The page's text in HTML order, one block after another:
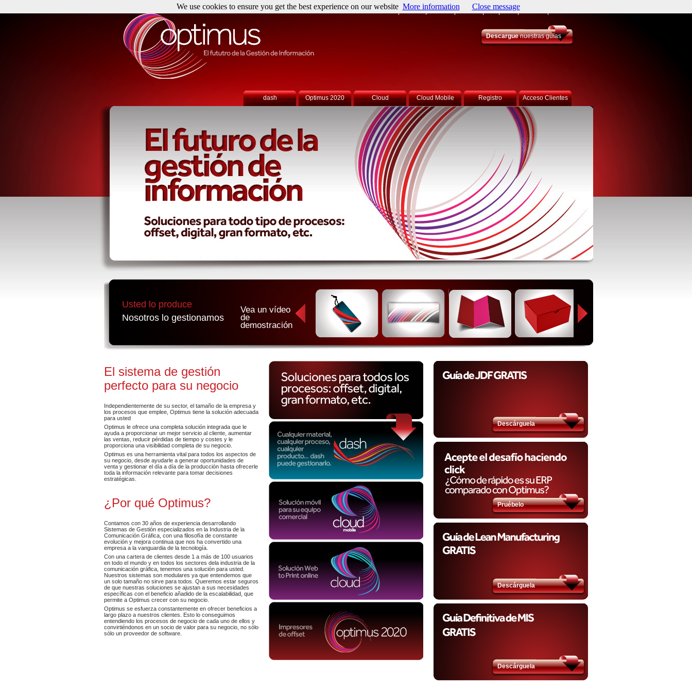
Lean
JDF
Partners
Noticias y Eventos
Sobre nosotros
Descarguenuestras guías
dash Optimus 2020 Cloud Cloud Mobile Registro Acceso Clientes
Usted lo produce
Nosotros lo gestionamos
Vea un vídeo
de
demostración
Descárguela​
Pruébelo​
Descárguela​
Descárguela​
El sistema de gestión
perfecto para su negocio
Independientemente de su sector, el tamaño de la empresa y
los procesos que emplee, Optimus tiene la solución adecuada
para usted
Optimus le ofrece una completa solución integrada que le
ayuda a proporcionar un mejor servicio al cliente, aumentar
las ventas, reducir pérdidas de tiempo y costes y le
proporciona una visibilidad completa de su negocio.
Optimus es una herramienta vital para todos los aspectos de
su negocio, desde ayudarle a generar oportunidades de
venta y gestionar el día a día de la producción hasta ofrecerle
toda la información relevante para tomar decisiones
estratégicas.
¿Por qué Optimus?
Contamos con 30 años de experiencia desarrollando
Sistemas de Gestión especializados en la Industria de la
Comunicación Gráfica, con una filosofía de constante
evolución y mejora continua que nos ha convertido una
empresa a la vanguardia de la tecnología.
Con una cartera de clientes desde 1 a más de 100 usuarios
en todo el mundo y en todos los sectores dela industria de la
comunicación gráfica, tenemos una solución para usted.
Nuestros sistemas son modulares ya que entendemos que
un solo tamaño no sirve para todos. Queremos estar seguros
de que nuestras soluciones se ajustan a sus necesidades
específicas con el beneficio añadido de la escalabilidad, que
permite a Optimus crecer con su negocio.
Optimus se esfuerza constantemente en ofrecer beneficios a
largo plazo a nuestros clientes. Esto lo conseguimos
entendiendo los procesos de negocio de cada uno de ellos y
convirtiéndonos en un socio de valor para su negocio, no sólo
sólo un proveedor de software.
We use cookies to ensure you get the best experience on our website More information Close message